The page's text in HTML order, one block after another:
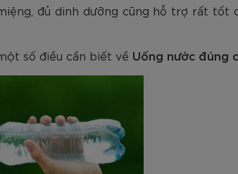
779.000 VNĐ
2.890.000VNĐ
Trắng
Carbon Trắng Xanh
1.690.000 VNĐ
Microfiber ZK5-206
1.290.000 VNĐ
450.000VNĐ
đủ dinh dưỡng cũng hỗ trợ rất tốt
số điều cần biết về Uống nước đúng